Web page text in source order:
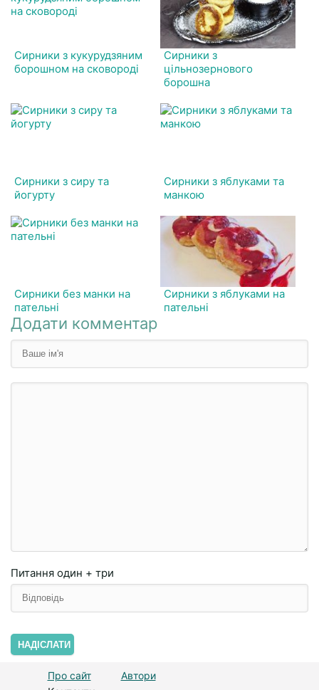
Сирники з кукурудзяним
борошном на сковороді
Сирники з
цільнозернового
борошна
Сирники з сиру та
йогурту
Сирники з яблуками та
манкою
Сирники без манки на
пательні
Сирники з яблуками на
пательні
Додати комментар
Питання один + три
НАДІСЛАТИ
Про сайт Автори